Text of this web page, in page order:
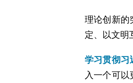
理论创新的
定、以文明
学习贯彻习
入一个可